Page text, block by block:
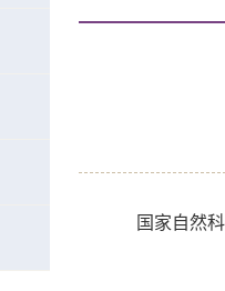
国家自然